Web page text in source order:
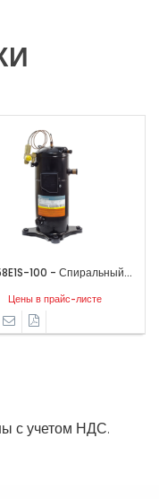
Спиральный...
листе
с учетом НДС.